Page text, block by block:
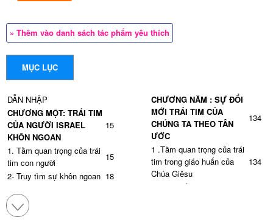
» Thêm vào danh sách tác phẩm yêu thích
MỤC LỤC
DẪN NHẬP
CHƯƠNG MỘT: TRÁI TIM
CỦA NGƯỜI ISRAEL
KHÔN NGOAN
15
1. Tầm quan trọng của trái
tim con người
15
2- Truy tìm sự khôn ngoan 18
hỏi điều gì?
4- Vai trò của trí nhớ
CHƯƠNG NĂM : SỰ ĐỔI
MỚI TRÁI TIM CỦA
CHÚNG TA THEO TÂN
ƯỚC
134
1 .Tầm quan trọng của trái
tim trong giáo huấn của
Chúa Giêsu
134
a- Các mối phúc